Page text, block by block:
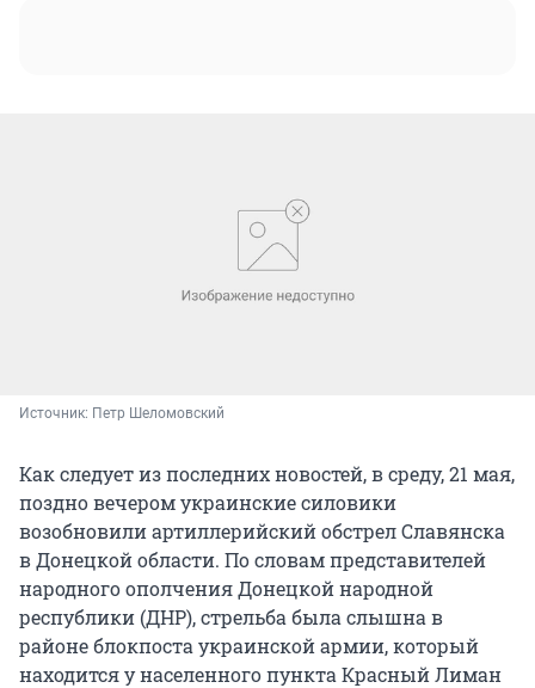
Источник: Петр Шеломовский
Как следует из последних новостей, в среду, 21 мая,
поздно вечером украинские силовики
возобновили артиллерийский обстрел Славянска
в Донецкой области. По словам представителей
народного ополчения Донецкой народной
республики (ДНР), стрельба была слышна в
районе блокпоста украинской армии, который
находится у населенного пункта Красный Лиман